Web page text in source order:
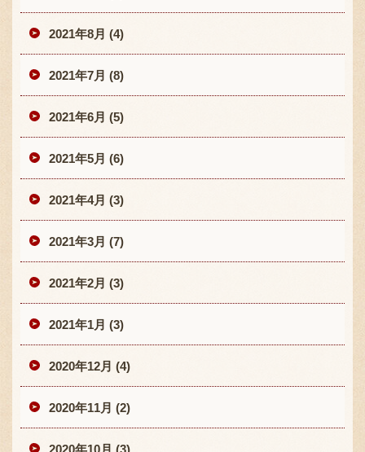
2021年8月 (4)
2021年7月 (8)
2021年6月 (5)
2021年5月 (6)
2021年4月 (3)
2021年3月 (7)
2021年2月 (3)
2021年1月 (3)
2020年12月 (4)
2020年11月 (2)
2020年10月 (3)